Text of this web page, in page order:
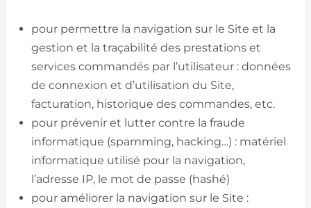
pour permettre la navigation sur le Site et la
gestion et la traçabilité des prestations et
services commandés par l’utilisateur : données
de connexion et d’utilisation du Site,
facturation, historique des commandes, etc.
pour prévenir et lutter contre la fraude
informatique (spamming, hacking…) : matériel
informatique utilisé pour la navigation,
l’adresse IP, le mot de passe (hashé)
pour améliorer la navigation sur le Site :